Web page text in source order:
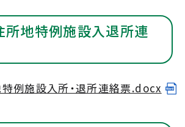
所地特例施設入退所連
例施設入所・退所連絡票.docx